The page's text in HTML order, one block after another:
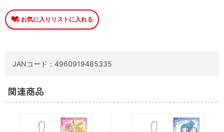
JANコード：4960919485335
関連商品